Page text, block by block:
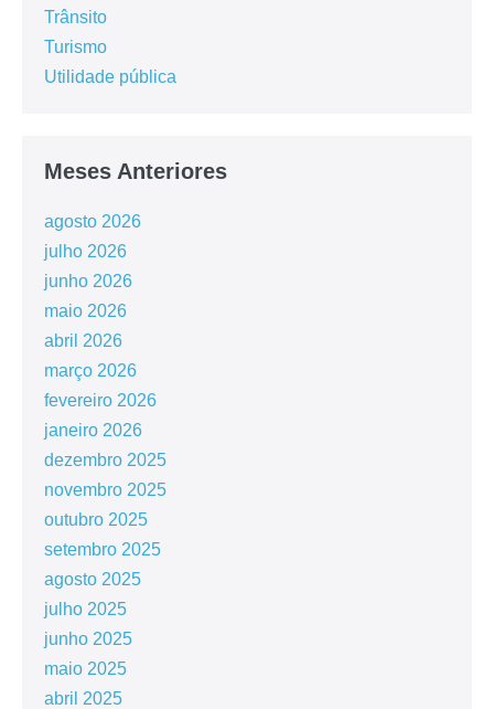
Trânsito
Turismo
Utilidade pública
Meses Anteriores
agosto 2026
julho 2026
junho 2026
maio 2026
abril 2026
março 2026
fevereiro 2026
janeiro 2026
dezembro 2025
novembro 2025
outubro 2025
setembro 2025
agosto 2025
julho 2025
junho 2025
maio 2025
abril 2025